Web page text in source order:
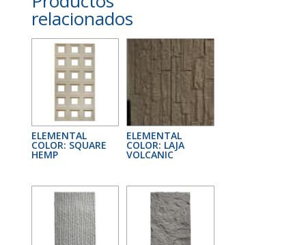
relacionados
ELEMENTAL
COLOR: SQUARE
HEMP
ELEMENTAL
COLOR: LAJA
VOLCANIC